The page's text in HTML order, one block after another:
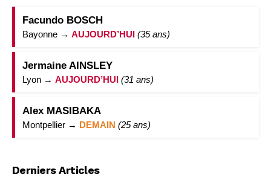
Facundo BOSCH
Bayonne → AUJOURD’HUI (35 ans)
Jermaine AINSLEY
Lyon → AUJOURD’HUI (31 ans)
Alex MASIBAKA
Montpellier → DEMAIN (25 ans)
Derniers Articles